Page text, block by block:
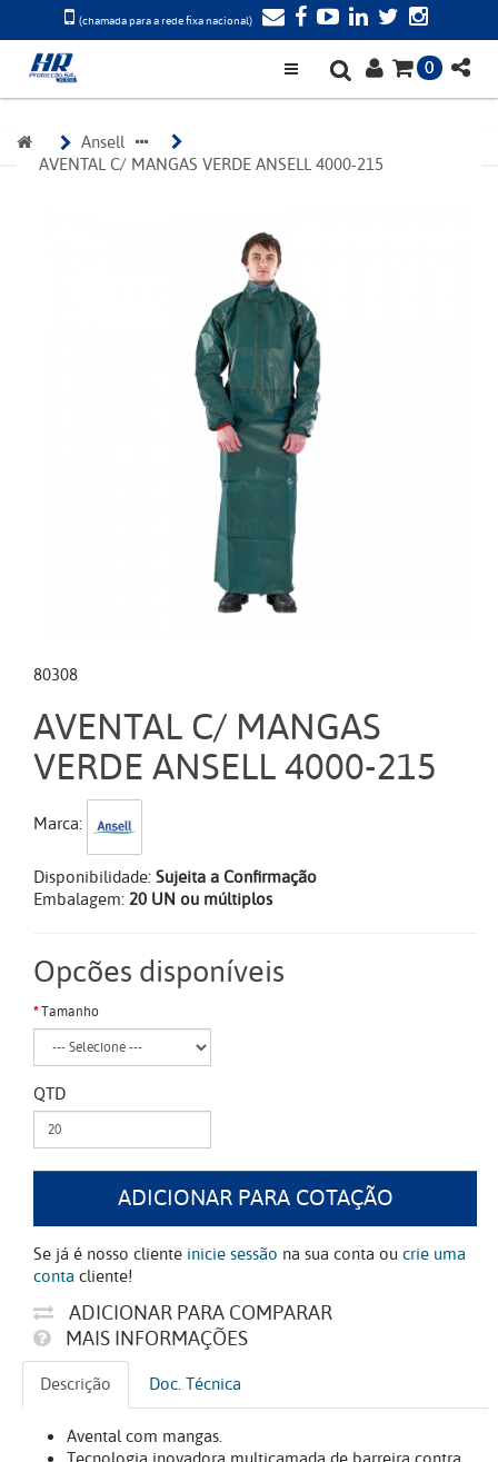
(chamada para a rede fixa nacional)
0
Ansell
AVENTAL C/ MANGAS VERDE ANSELL 4000-215
80308
AVENTAL C/ MANGAS
VERDE ANSELL 4000-215
Marca:
Disponibilidade:Sujeita a Confirmação
Embalagem:20 UN ou múltiplos
Opcões disponíveis
Tamanho
QTD
ADICIONAR PARA COTAÇÃO
Se já é nosso cliente inicie sessão na sua conta oucrie uma
conta cliente!
ADICIONAR PARA COMPARAR
MAIS INFORMAÇÕES
Descrição Doc. Técnica
Avental com mangas.